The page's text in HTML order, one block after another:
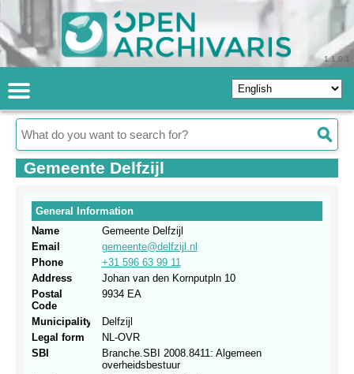
1.1.0.1
Gemeente Delfzijl
General Information
Name
Gemeente Delfzijl
Email
gemeente@delfzijl.nl
Phone
+31 596 63 99 11
Address
Johan van den Kornputpln 10
Postal
Code
9934 EA
Municipality
Delfzijl
Legal form
NL-OVR
SBI
Branche.SBI 2008.8411: Algemeen
overheidsbestuur